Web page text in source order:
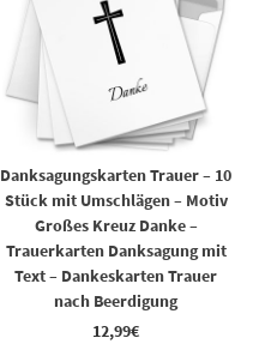
Danksagungskarten Trauer – 10
Stück mit Umschlägen – Motiv
Großes Kreuz Danke –
Trauerkarten Danksagung mit
Text – Dankeskarten Trauer
nach Beerdigung
12,99€